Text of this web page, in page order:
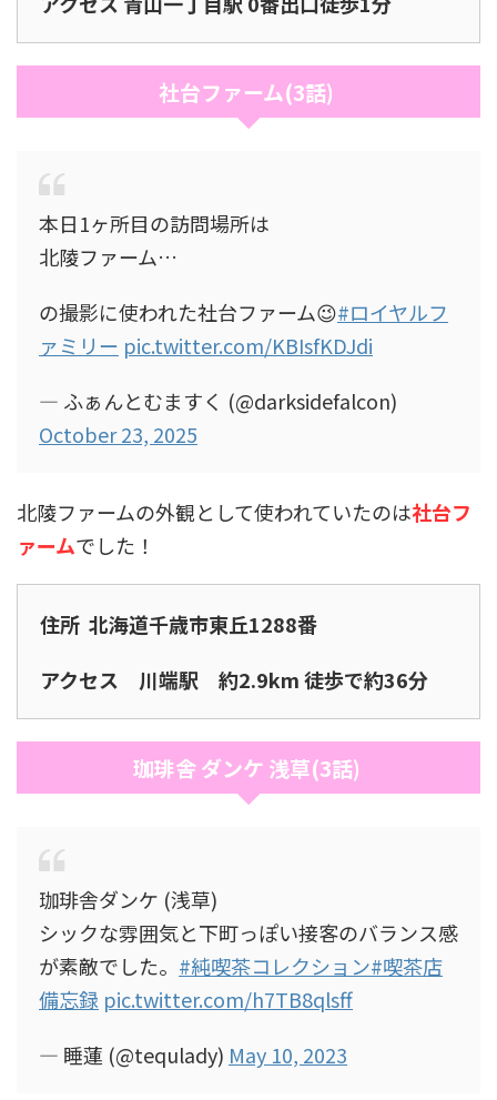
社台ファーム(3話)
本日1ヶ所目の訪問場所は
北陵ファーム…
の撮影に使われた社台ファーム😉#ロイヤルフ
ァミリー pic.twitter.com/KBIsfKDJdi
— ふぁんとむますく (@darksidefalcon)
October 23, 2025
北陵ファームの外観として使われていたのは社台フ
ァームでした！
住所 北海道千歳市東丘1288番
アクセス 川端駅 約2.9km 徒歩で約36分
珈琲舎 ダンケ 浅草(3話)
珈琲舎ダンケ (浅草)
シックな雰囲気と下町っぽい接客のバランス感
が素敵でした。 #純喫茶コレクション#喫茶店
備忘録 pic.twitter.com/h7TB8qlsff
— 睡蓮 (@tequlady) May 10, 2023